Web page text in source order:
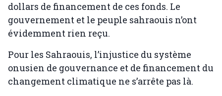
dollars de financement de ces fonds. Le
gouvernement et le peuple sahraouis n’ont
évidemment rien reçu.
Pour les Sahraouis, l’injustice du système
onusien de gouvernance et de financement du
changement climatique ne s’arrête pas là.